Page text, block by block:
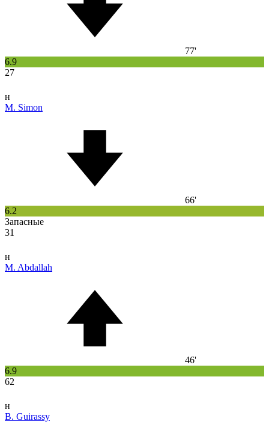
77'
6.9
27
н
M. Simon
66'
6.2
Запасные
31
н
M. Abdallah
46'
6.9
62
н
B. Guirassy